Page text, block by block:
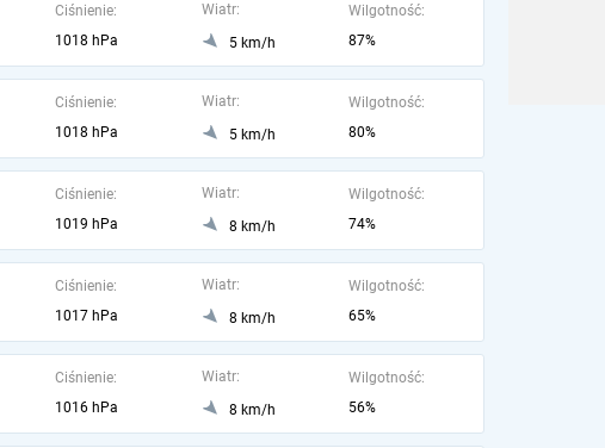
Ciśnienie:
1018 hPa
Wiatr:
5 km/h
Wilgotność:
87%
Ciśnienie:
1018 hPa
Wiatr:
5 km/h
Wilgotność:
80%
Ciśnienie:
1019 hPa
Wiatr:
8 km/h
Wilgotność:
74%
Ciśnienie:
1017 hPa
Wiatr:
8 km/h
Wilgotność:
65%
Ciśnienie:
1016 hPa
Wiatr:
8 km/h
Wilgotność:
56%